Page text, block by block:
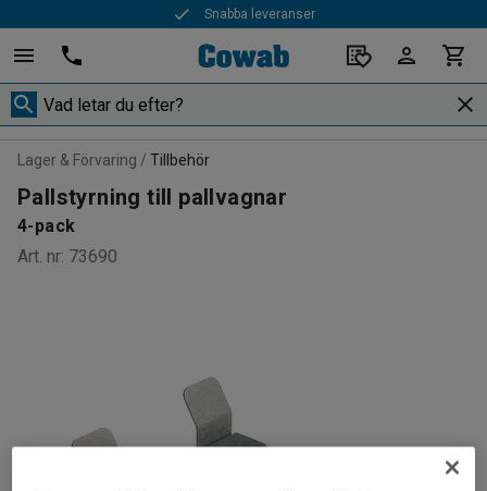
Snabba leveranser
Lager & Förvaring Tillbehör
Pallstyrning till pallvagnar
4-pack
Art. nr: 73690